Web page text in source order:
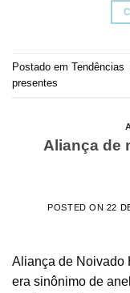
Postado em Tendências
presentes
Aliança de
POSTED ON 22
Aliança de Noivado
era sinônimo de